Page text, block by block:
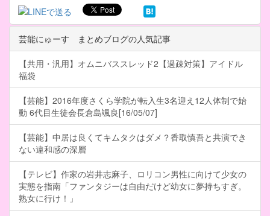
芸能にゅーす まとめブログの人気記事
【共用・汎用】オムニバススレッド2【過疎対策】アイドル
福袋
【芸能】2016年度さくら学院が転入生3名迎え12人体制で始
動 6代目生徒会長倉島颯良[16/05/07]
【芸能】中居は良くてキムタクはダメ？香取慎吾と共演でき
ない違和感の深層
【テレビ】作家の岩井志麻子、ロリコン男性に向けて少女の
実態を指南「ファンタジーは自由だけど幼女に夢持ちすぎ。
熟女に行け！」